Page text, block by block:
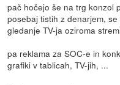
pač hočejo še na trg konzol
posebaj tistih z denarjem,
gledanje TV-ja oziroma
pa reklama za SOC-e in
grafiki v tablicah, TV-jih, ...